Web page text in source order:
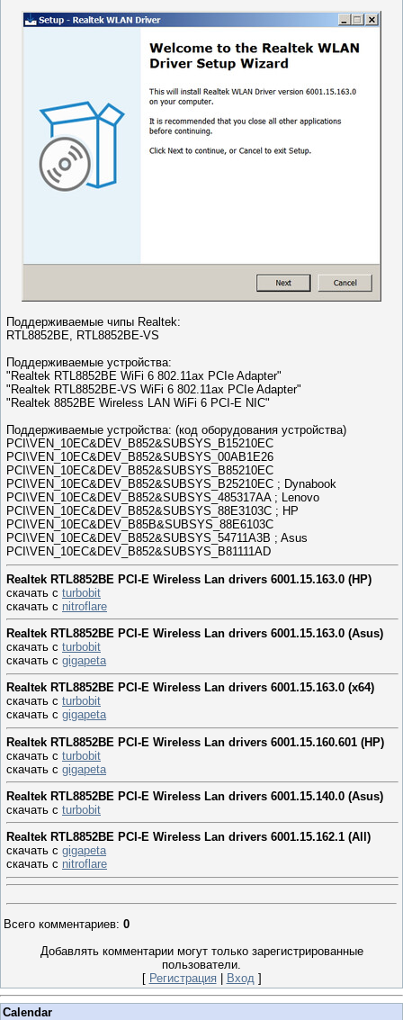
Поддерживаемые чипы Realtek:
RTL8852BE, RTL8852BE-VS
Поддерживаемые устройства:
"Realtek RTL8852BE WiFi 6 802.11ax PCIe Adapter"
"Realtek RTL8852BE-VS WiFi 6 802.11ax PCIe Adapter"
"Realtek 8852BE Wireless LAN WiFi 6 PCI-E NIC"
Поддерживаемые устройства: (код оборудования устройства)
PCI\VEN_10EC&DEV_B852&SUBSYS_B15210EC
PCI\VEN_10EC&DEV_B852&SUBSYS_00AB1E26
PCI\VEN_10EC&DEV_B852&SUBSYS_B85210EC
PCI\VEN_10EC&DEV_B852&SUBSYS_B25210EC ; Dynabook
PCI\VEN_10EC&DEV_B852&SUBSYS_485317AA ; Lenovo
PCI\VEN_10EC&DEV_B852&SUBSYS_88E3103C ; HP
PCI\VEN_10EC&DEV_B85B&SUBSYS_88E6103C
PCI\VEN_10EC&DEV_B852&SUBSYS_54711A3B ; Asus
PCI\VEN_10EC&DEV_B852&SUBSYS_B81111AD
Realtek RTL8852BE PCI-E Wireless Lan drivers 6001.15.163.0 (HP)
скачать с turbobit
скачать с nitroflare
Realtek RTL8852BE PCI-E Wireless Lan drivers 6001.15.163.0 (Asus)
скачать с turbobit
скачать с gigapeta
Realtek RTL8852BE PCI-E Wireless Lan drivers 6001.15.163.0 (x64)
скачать с turbobit
скачать с gigapeta
Realtek RTL8852BE PCI-E Wireless Lan drivers 6001.15.160.601 (HP)
скачать с turbobit
скачать с gigapeta
Realtek RTL8852BE PCI-E Wireless Lan drivers 6001.15.140.0 (Asus)
скачать с turbobit
Realtek RTL8852BE PCI-E Wireless Lan drivers 6001.15.162.1 (All)
скачать с gigapeta
скачать с nitroflare
Всего комментариев: 0
Добавлять комментарии могут только зарегистрированные
пользователи.
[ Регистрация| Вход]
Calendar